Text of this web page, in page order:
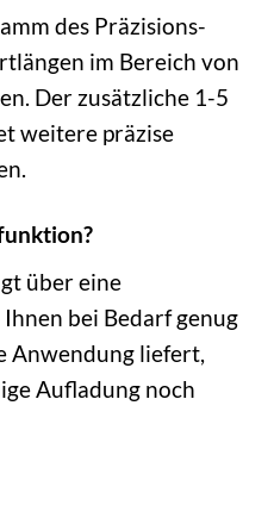
des Präzisions-
im Bereich von
Der zusätzliche 1-5
weitere präzise
über eine
bei Bedarf genug
Anwendung liefert,
Aufladung noch